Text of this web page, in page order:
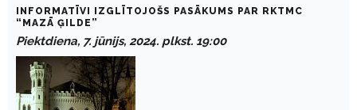
INFORMATĪVI IZGLĪTOJOŠS PASĀKUMS PAR RKTMC
“MAZĀ ĢILDE”
Piektdiena, 7. jūnijs, 2024. plkst. 19:00